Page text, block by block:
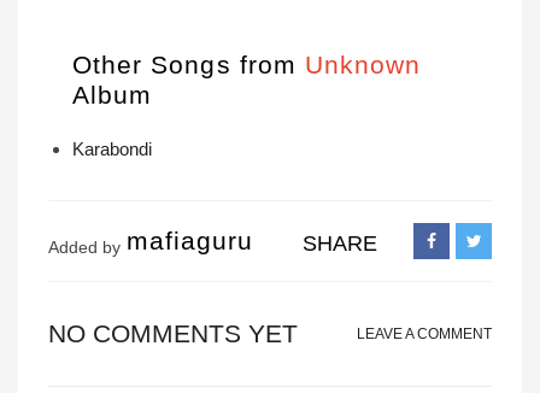
Other Songs from Unknown
Album
Karabondi
Added by mafiaguru SHARE
NO COMMENTS YET LEAVE A COMMENT